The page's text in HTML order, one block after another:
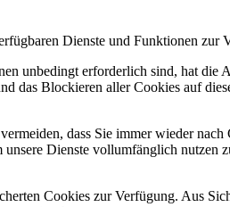
Dienste und Funktionen zur
unbedingt erforderlich sind, hat
das Blockieren aller Cookies auf
dass Sie immer wieder
Dienste vollumfänglich
Cookies zur Verfügung. Aus